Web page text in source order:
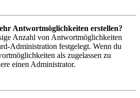
Antwortmöglichkeiten erstellen?
Anzahl von Antwortmöglichkeiten
Administration festgelegt. Wenn du
als zugelassen zu
einen Administrator.